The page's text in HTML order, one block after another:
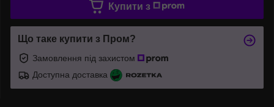
Купити з
Що таке купити з Пром?
Замовлення під захистом
Доступна доставка